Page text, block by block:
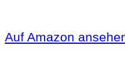
Auf Amazon